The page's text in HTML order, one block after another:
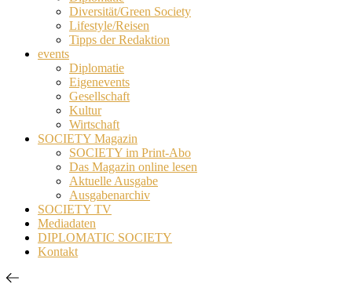
Diversität/Green Society
Lifestyle/Reisen
Tipps der Redaktion
events
Diplomatie
Eigenevents
Gesellschaft
Kultur
Wirtschaft
SOCIETY Magazin
SOCIETY im Print-Abo
Das Magazin online lesen
Aktuelle Ausgabe
Ausgabenarchiv
SOCIETY TV
Mediadaten
DIPLOMATIC SOCIETY
Kontakt